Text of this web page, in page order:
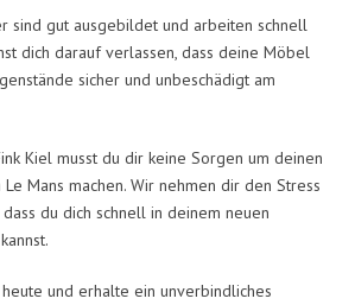
sind gut ausgebildet und arbeiten schnell
dich darauf verlassen, dass deine Möbel
sicher und unbeschädigt am
Kiel musst du dir keine Sorgen um deinen
Mans machen. Wir nehmen dir den Stress
du dich schnell in deinem neuen
und erhalte ein unverbindliches